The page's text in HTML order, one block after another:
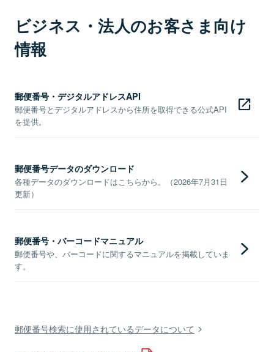
ビジネス・法人のお客さま向け
情報
郵便番号・デジタルアドレスAPI
郵便番号とデジタルアドレスから住所を取得できる公式API
を提供。
郵便番号データのダウンロード
各種データのダウンロードはこちらから。（2026年7月31日
更新）
郵便番号・バーコードマニュアル
郵便番号や、バーコードに関するマニュアルを掲載していま
す。
郵便番号検索に使用されているデータについて